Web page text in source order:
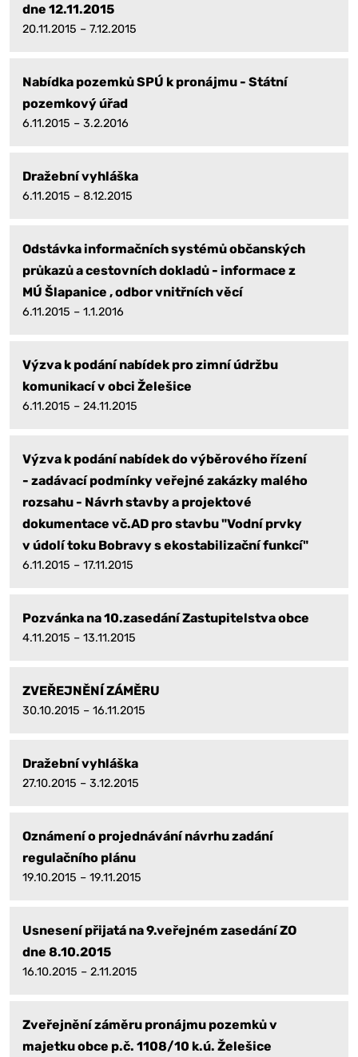
dne 12.11.2015
20.11.2015 – 7.12.2015
Nabídka pozemků SPÚ k pronájmu - Státní
pozemkový úřad
6.11.2015 – 3.2.2016
Dražební vyhláška
6.11.2015 – 8.12.2015
Odstávka informačních systémů občanských
průkazů a cestovních dokladů - informace z
MÚ Šlapanice , odbor vnitřních věcí
6.11.2015 – 1.1.2016
Výzva k podání nabídek pro zimní údržbu
komunikací v obci Želešice
6.11.2015 – 24.11.2015
Výzva k podání nabídek do výběrového řízení
- zadávací podmínky veřejné zakázky malého
rozsahu - Návrh stavby a projektové
dokumentace vč.AD pro stavbu "Vodní prvky
v údolí toku Bobravy s ekostabilizační funkcí"
6.11.2015 – 17.11.2015
Pozvánka na 10.zasedání Zastupitelstva obce
4.11.2015 – 13.11.2015
ZVEŘEJNĚNÍ ZÁMĚRU
30.10.2015 – 16.11.2015
Dražební vyhláška
27.10.2015 – 3.12.2015
Oznámení o projednávání návrhu zadání
regulačního plánu
19.10.2015 – 19.11.2015
Usnesení přijatá na 9.veřejném zasedání ZO
dne 8.10.2015
16.10.2015 – 2.11.2015
Zveřejnění záměru pronájmu pozemků v
majetku obce p.č. 1108/10 k.ú. Želešice